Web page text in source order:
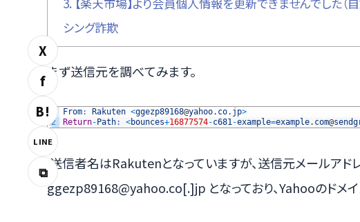
X
f
B!
LINE
⧉
シング詐欺
まず送信元を調べてみます。
2
From: Rakuten <ggezp89168@yahoo. co. jp>
Return-Path: <bounces+16877574-c681 -example=example. com@
送信者名はRakutenとなっていますが、送信元メールアド
ggezp89168@yahoo.co[.]jp となっており、Yahooのドメイ